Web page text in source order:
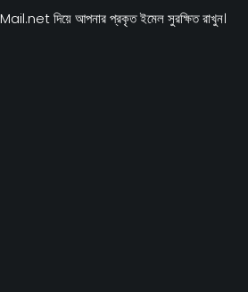
দিয়ে আপনার প্রকৃত ইমেল সুরক্ষিত রাখুন।